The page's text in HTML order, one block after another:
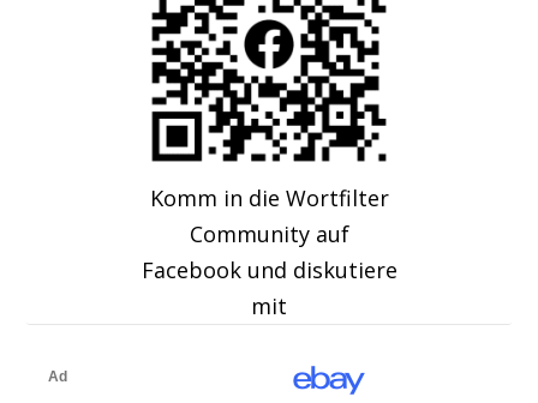
Komm in die Wortfilter
Community auf
Facebook und diskutiere
mit